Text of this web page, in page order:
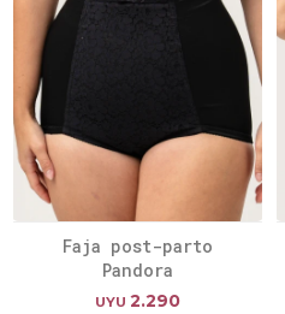
Faja post-parto
Pandora
UYU 2.290